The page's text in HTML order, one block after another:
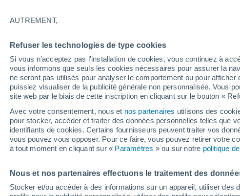
AUTREMENT,
Refuser les technologies de type cookies
Si vous n'acceptez pas l'installation de cookies, vous continuez à
vous informons que seuls les cookies nécessaires pour assurer la
ne seront pas utilisés pour analyser le comportement ou pour
puissiez visualiser de la publicité générale non personnalisée. Vous
site web par le biais de cette inscription en cliquant sur le bouton «
Avec votre consentement, nous et nos partenaires utilisons des
pour stocker, accéder et traiter des données personnelles telles que
identifiants de cookies. Certains fournisseurs peuvent traiter vos
vous pouvez vous opposer. Pour ce faire, vous pouvez retirer votre
à tout moment en cliquant sur « Paramètres » ou sur notre politique
Nous et nos partenaires effectuons le traitement des
Stocker et/ou accéder à des informations sur un appareil, utiliser des
Il manque 133 jours
Bulletin enneigement pour aujourd'hui
Pistes par niveau de difficulté 0 5 3 1
Kilomètres skiables 0 / 17
Pistes ouvertes 0 / 9
Remontées 0 / 7